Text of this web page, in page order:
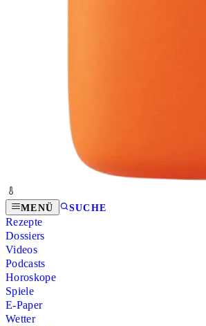
MENÜ SUCHE
Rezepte
Dossiers
Videos
Podcasts
Horoskope
Spiele
E-Paper
Wetter